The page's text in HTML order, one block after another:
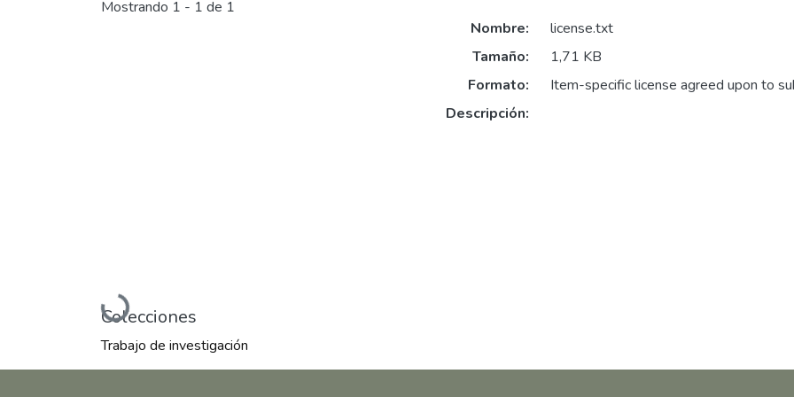
Mostrando 1 - 1 de 1
Cargando...
Nombre:
license.txt
Tamaño:
1,71 KB
Formato:
Item-specific license agreed upon to
Descripción:
Colecciones
Trabajo de investigación